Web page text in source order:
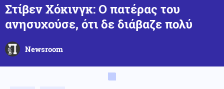
Στίβεν Χόκινγκ: Ο πατέρας του
ανησυχούσε, ότι δε διάβαζε πολύ
Newsroom